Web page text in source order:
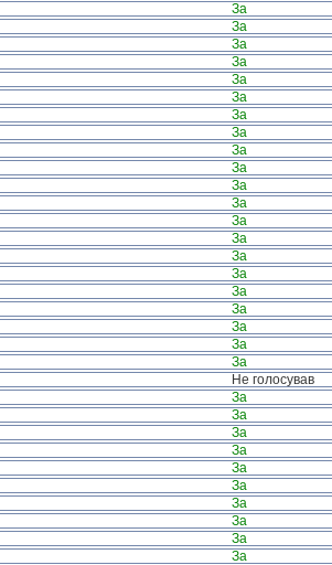
За
За
За
За
За
За
За
За
За
За
За
За
За
За
За
За
За
За
За
За
За
Не голосував
За
За
За
За
За
За
За
За
За
За